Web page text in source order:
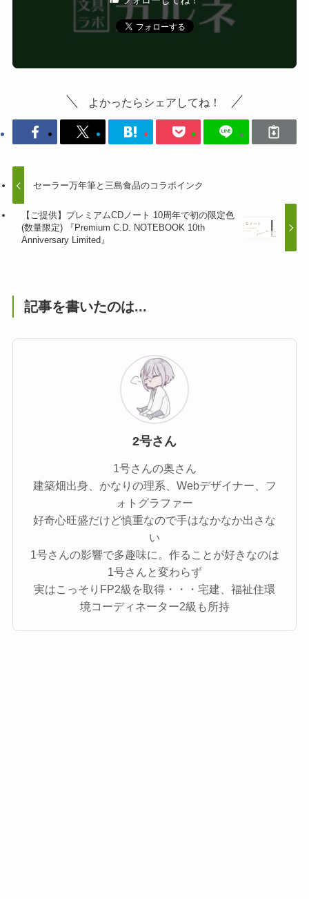
よかったらシェアしてね！
セーラー万年筆と三島食品のコラボインク
【ご提供】プレミアムCDノート 10周年で初の限定色
(数量限定) 『Premium C.D. NOTEBOOK 10th
Anniversary Limited』
記事を書いたのは...
2号さん
1号さんの奥さん
建築畑出身、かなりの理系、Webデザイナー、フ
ォトグラファー
好奇心旺盛だけど慎重なので手はなかなか出さな
い
1号さんの影響で多趣味に。作ることが好きなのは
1号さんと変わらず
実はこっそりFP2級を取得・・・宅建、福祉住環
境コーディネーター2級も所持